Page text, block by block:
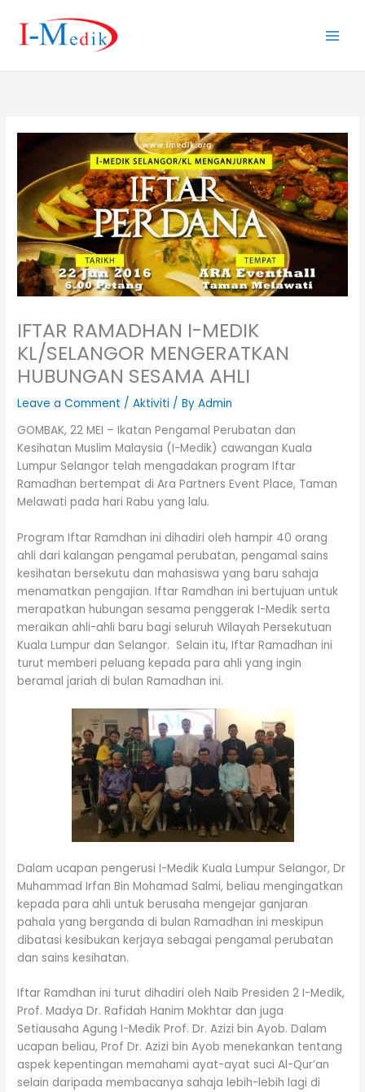
content
IFTAR RAMADHAN I-MEDIK
KL/SELANGOR MENGERATKAN
HUBUNGAN SESAMA AHLI
Leave a Comment /Aktiviti / ByAdmin
GOMBAK, 22 MEI – Ikatan Pengamal Perubatan dan
Kesihatan Muslim Malaysia (I-Medik) cawangan Kuala
Lumpur Selangor telah mengadakan program Iftar
Ramadhan bertempat di Ara Partners Event Place, Taman
Melawati pada hari Rabu yang lalu.
Program Iftar Ramdhan ini dihadiri oleh hampir 40 orang
ahli dari kalangan pengamal perubatan, pengamal sains
kesihatan bersekutu dan mahasiswa yang baru sahaja
menamatkan pengajian. Iftar Ramdhan ini bertujuan untuk
merapatkan hubungan sesama penggerak I-Medik serta
meraikan ahli-ahli baru bagi seluruh Wilayah Persekutuan
Kuala Lumpur dan Selangor. Selain itu, Iftar Ramadhan ini
turut memberi peluang kepada para ahli yang ingin
beramal jariah di bulan Ramadhan ini.
Dalam ucapan pengerusi I-Medik Kuala Lumpur Selangor, Dr
Muhammad Irfan Bin Mohamad Salmi, beliau mengingatkan
kepada para ahli untuk berusaha mengejar ganjaran
pahala yang berganda di bulan Ramadhan ini meskipun
dibatasi kesibukan kerjaya sebagai pengamal perubatan
dan sains kesihatan.
Iftar Ramdhan ini turut dihadiri oleh Naib Presiden 2 I-Medik,
Prof. Madya Dr. Rafidah Hanim Mokhtar dan juga
Setiausaha Agung I-Medik Prof. Dr. Azizi bin Ayob. Dalam
ucapan beliau, Prof Dr. Azizi bin Ayob menekankan tentang
aspek kepentingan memahami ayat-ayat suci Al-Qur’an
selain daripada membacanya sahaja lebih-lebih lagi di